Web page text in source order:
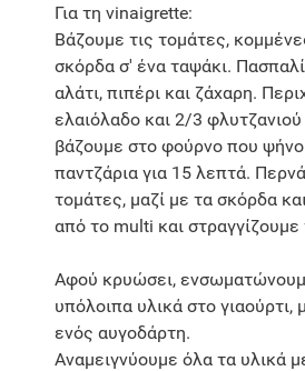
Για τη vinaigrette:
Βάζουμε τις τομάτες,
σκόρδα σ' ένα ταψάκι.
αλάτι, πιπέρι και ζάχαρη.
ελαιόλαδο και 2/3 φλυτζανιού
βάζουμε στο φούρνο που
παντζάρια για 15 λεπτά.
τομάτες, μαζί με τα σκόρδα
από το multi και στραγγίζουμε
Αφού κρυώσει,
υπόλοιπα υλικά στο γιαούρτι,
ενός αυγοδάρτη.
Αναμειγνύουμε όλα τα υλικά